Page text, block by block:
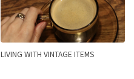
LIVING WITH VINTAGE ITEMS